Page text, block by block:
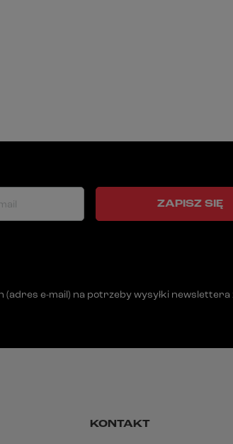
e-mail) na potrzeby wysyłki
ZAPISZ SIĘ
KONTAKT